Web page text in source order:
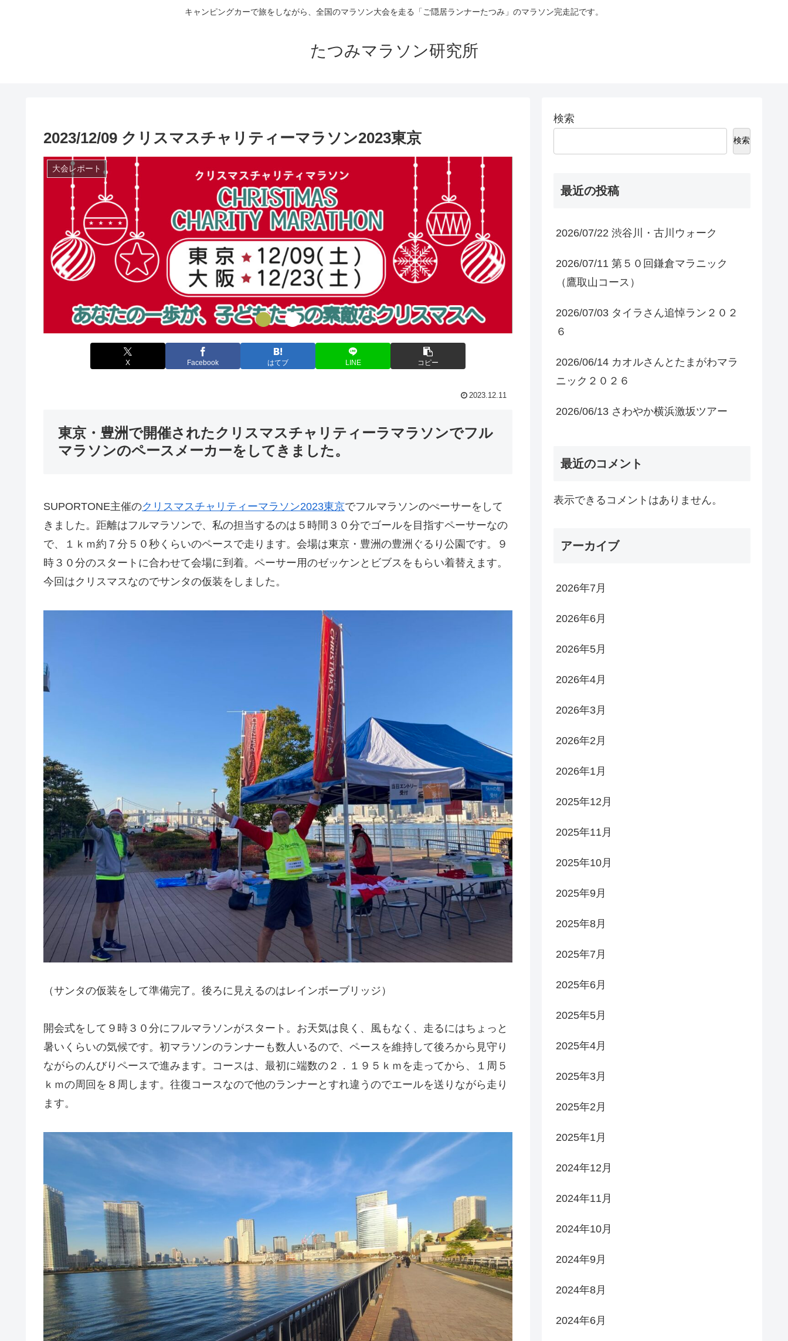
キャンピングカーで旅をしながら、全国のマラソン大会を走る「ご隠居ランナーたつみ」のマラソン完走記です。
たつみマラソン研究所
2023/12/09 クリスマスチャリティーマラソン2023東京
大会レポート
X Facebook はてブ LINE コピー
2023.12.11
東京・豊洲で開催されたクリスマスチャリティーラマラソンでフル
マラソンのペースメーカーをしてきました。
SUPORTONE主催のクリスマスチャリティーマラソン2023東京でフルマラソンのぺーサーをして
きました。距離はフルマラソンで、私の担当するのは５時間３０分でゴールを目指すペーサーなの
で、１ｋｍ約７分５０秒くらいのペースで走ります。会場は東京・豊洲の豊洲ぐるり公園です。９
時３０分のスタートに合わせて会場に到着。ペーサー用のゼッケンとビブスをもらい着替えます。
今回はクリスマスなのでサンタの仮装をしました。
（サンタの仮装をして準備完了。後ろに見えるのはレインボーブリッジ）
開会式をして９時３０分にフルマラソンがスタート。お天気は良く、風もなく、走るにはちょっと
暑いくらいの気候です。初マラソンのランナーも数人いるので、ペースを維持して後ろから見守り
ながらのんびりペースで進みます。コースは、最初に端数の２．１９５ｋｍを走ってから、１周５
ｋｍの周回を８周します。往復コースなので他のランナーとすれ違うのでエールを送りながら走り
ます。
検索
検索
最近の投稿
2026/07/22 渋谷川・古川ウォーク
2026/07/11 第５０回鎌倉マラニック
（鷹取山コース）
2026/07/03 タイラさん追悼ラン２０２
６
2026/06/14 カオルさんとたまがわマラ
ニック２０２６
2026/06/13 さわやか横浜激坂ツアー
最近のコメント
表示できるコメントはありません。
アーカイブ
2026年7月
2026年6月
2026年5月
2026年4月
2026年3月
2026年2月
2026年1月
2025年12月
2025年11月
2025年10月
2025年9月
2025年8月
2025年7月
2025年6月
2025年5月
2025年4月
2025年3月
2025年2月
2025年1月
2024年12月
2024年11月
2024年10月
2024年9月
2024年8月
2024年6月